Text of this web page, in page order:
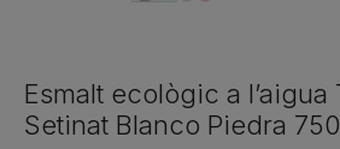
Esmalt ecològic a l’aigua
Setinat Blanco Piedra